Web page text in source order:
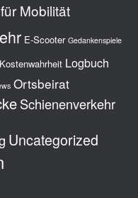
Mobilität
E-Scooter Gedankenspiele
Kostenwahrheit Logbuch
Ortsbeirat
Schienenverkehr
Uncategorized